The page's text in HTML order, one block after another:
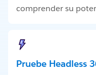
comprender su
Pruebe Headless